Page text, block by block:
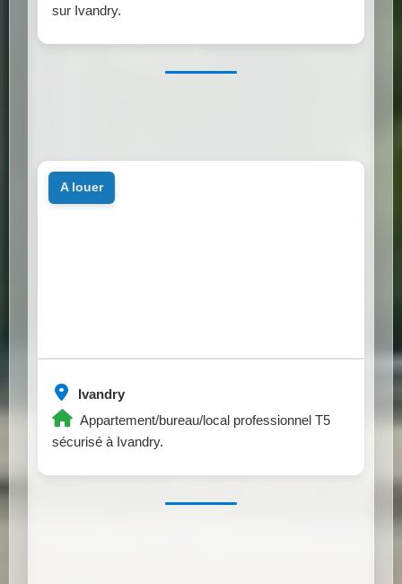
sur Ivandry.
Ivandry
Appartement/bureau/local professionnel T5
sécurisé à Ivandry.
a louer